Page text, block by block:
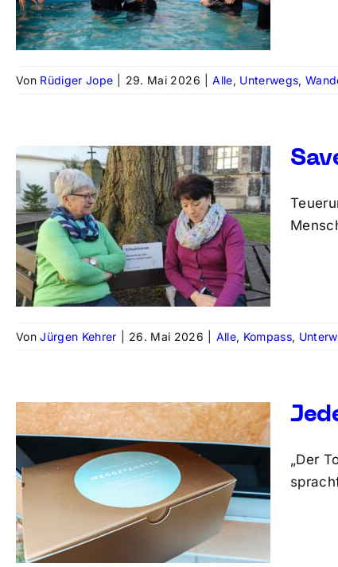
Von Rüdiger Jope 29. Mai 2026 Alle, Unterwegs,
VonJürgen Kehrer 26. Mai 2026 Alle, Kompass,
„Der